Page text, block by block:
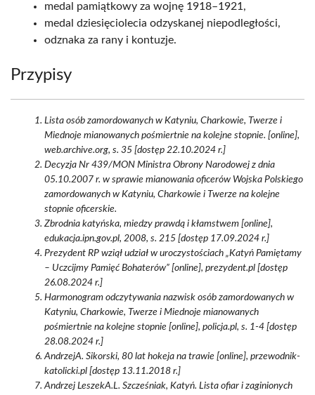
medal pamiątkowy za wojnę 1918–1921,
medal dziesięciolecia odzyskanej niepodległości,
odznaka za rany i kontuzje.
Przypisy
Lista osób zamordowanych w Katyniu, Charkowie, Twerze i
Miednoje mianowanych pośmiertnie na kolejne stopnie. [online],
web.archive.org, s. 35 [dostęp 22.10.2024 r.]
Decyzja Nr 439/MON Ministra Obrony Narodowej z dnia
05.10.2007 r. w sprawie mianowania oficerów Wojska Polskiego
zamordowanych w Katyniu, Charkowie i Twerze na kolejne
stopnie oficerskie.
Zbrodnia katyńska, miedzy prawdą i kłamstwem [online],
edukacja.ipn.gov.pl, 2008, s. 215 [dostęp 17.09.2024 r.]
Prezydent RP wziął udział w uroczystościach „Katyń Pamiętamy
– Uczcijmy Pamięć Bohaterów” [online], prezydent.pl [dostęp
26.08.2024 r.]
Harmonogram odczytywania nazwisk osób zamordowanych w
Katyniu, Charkowie, Twerze i Miednoje mianowanych
pośmiertnie na kolejne stopnie [online], policja.pl, s. 1-4 [dostęp
28.08.2024 r.]
AndrzejA. Sikorski, 80 lat hokeja na trawie [online], przewodnik-
katolicki.pl [dostęp 13.11.2018 r.]
Andrzej LeszekA.L. Szcześniak, Katyń. Lista ofiar i zaginionych